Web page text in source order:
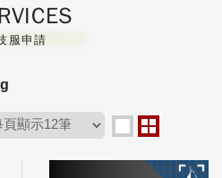
服申請